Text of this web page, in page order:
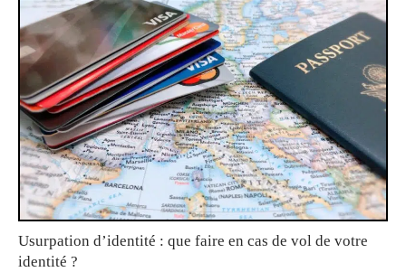
Usurpation d’identité : que faire en cas de vol de votre
identité ?